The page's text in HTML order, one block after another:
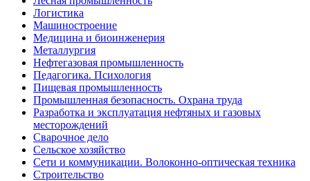
Логистика
Машиностроение
Медицина и биоинженерия
Металлургия
Нефтегазовая промышленность
Педагогика. Психология
Пищевая промышленность
Промышленная безопасность. Охрана труда
Разработка и эксплуатация нефтяных и газовых
месторождений
Сварочное дело
Сельское хозяйство
Сети и коммуникации. Волоконно-оптическая техника
Строительство